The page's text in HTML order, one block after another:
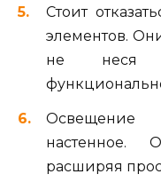
Стоит
элементов.
не неся
Освещение
настенное.
расширяя